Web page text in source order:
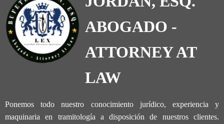
ABOGADO -
ATTORNEY AT
LAW
Ponemos todo nuestro conocimiento jurídico, experiencia y
maquinaria en tramitología a disposición de nuestros clientes.